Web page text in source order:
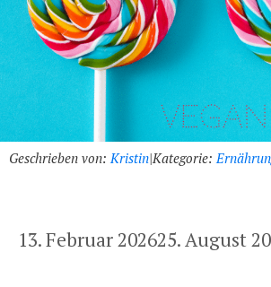
Geschrieben von:Kristin|Kategorie:
13. Februar 202625. August